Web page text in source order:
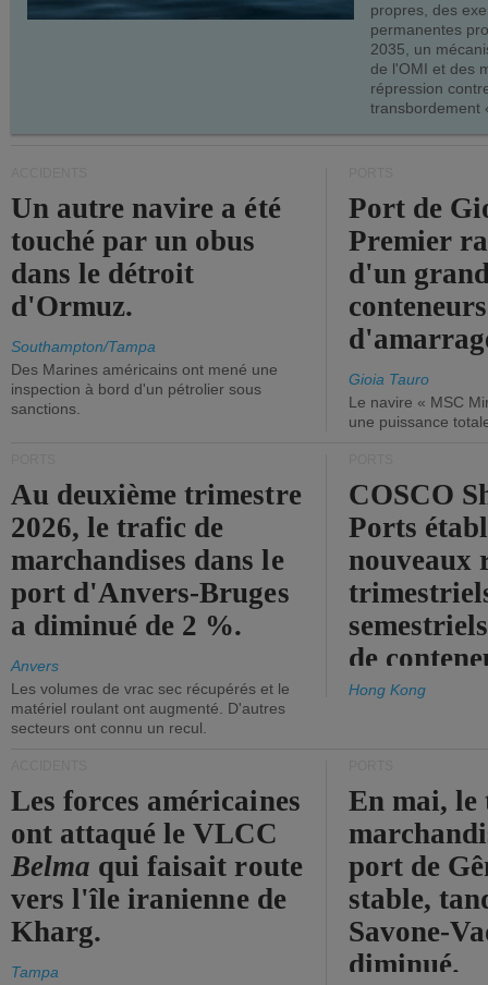
propres, des
permanentes
2035, un
de l'OMI et des
répression
transbordement
Un autre navire a été
touché par un obus
dans le détroit
d'Ormuz.
Southampton/Tampa
Des Marines américains ont mené une
inspection à bord d'un pétrolier sous
sanctions.
Port de
Premier
d'un
Gioia Tauro
Le navire « MSC
une puissance
Au deuxième trimestre
2026, le trafic de
marchandises dans le
port d'Anvers-Bruges
a diminué de 2 %.
Anvers
Les volumes de vrac sec récupérés et le
matériel roulant ont augmenté. D'autres
secteurs ont connu un recul.
COSCO
Ports
nouveaux
de
Hong Kong
Les forces américaines
ont attaqué le VLCC
Belma qui faisait route
vers l'île iranienne de
Kharg.
Tampa
En mai, le
port de
stable,
Savone-
diminué.